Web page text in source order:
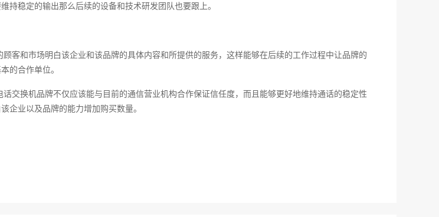
持稳定的输出那么后续的设备和技术研发团队也要跟上。
客和市场明白该企业和该品牌的具体内容和所提供的服务，这样能够在后续的工作过程中让品牌的
的合作单位。
交换机品牌不仅应该能与目前的通信营业机构合作保证信任度，而且能够更好地维持通话的稳定性
企业以及品牌的能力增加购买数量。